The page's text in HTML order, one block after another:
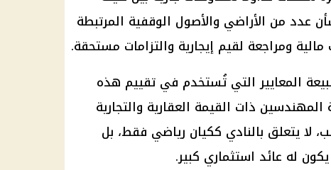
عدد من الأراضي والأصول الوقفية المرتبطة
ومراجعة لقيم إيجارية والتزامات مستحقة.
المعايير التي تُستخدم في تقييم هذه
ذات القيمة العقارية والتجارية
لا يتعلق بالنادي ككيان رياضي فقط، بل
له عائد استثماري كبير.